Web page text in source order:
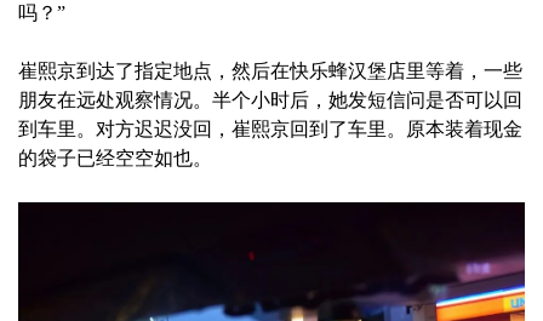
吗？”
崔熙京到达了指定地点，然后在快乐蜂汉堡店里等着，一些
朋友在远处观察情况。半个小时后，她发短信问是否可以回
到车里。对方迟迟没回，崔熙京回到了车里。原本装着现金
的袋子已经空空如也。